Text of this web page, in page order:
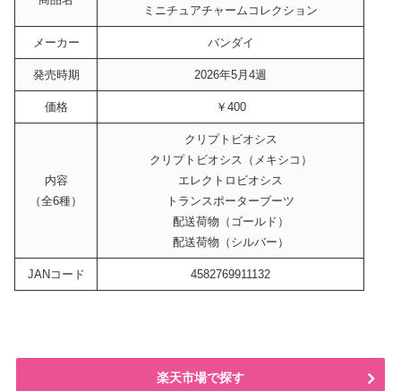
ミニチュアチャームコレクション
メーカー バンダイ
発売時期 2026年5月4週
価格 ￥400
内容
（全6種）
クリプトビオシス
クリプトビオシス（メキシコ）
エレクトロビオシス
トランスポーターブーツ
配送荷物（ゴールド）
配送荷物（シルバー）
JANコード 4582769911132
楽天市場で探す